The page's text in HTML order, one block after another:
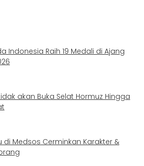
Indonesia Raih 19 Medali di Ajang
akan Buka Selat Hormuz Hingga
di Medsos Cerminkan Karakter &